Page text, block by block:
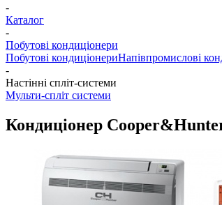
-
Каталог
-
Побутові кондиціонери
Побутові кондиціонериНапівпромислові
-
Настінні спліт-системи
Мульти-спліт системи
Кондиціонер